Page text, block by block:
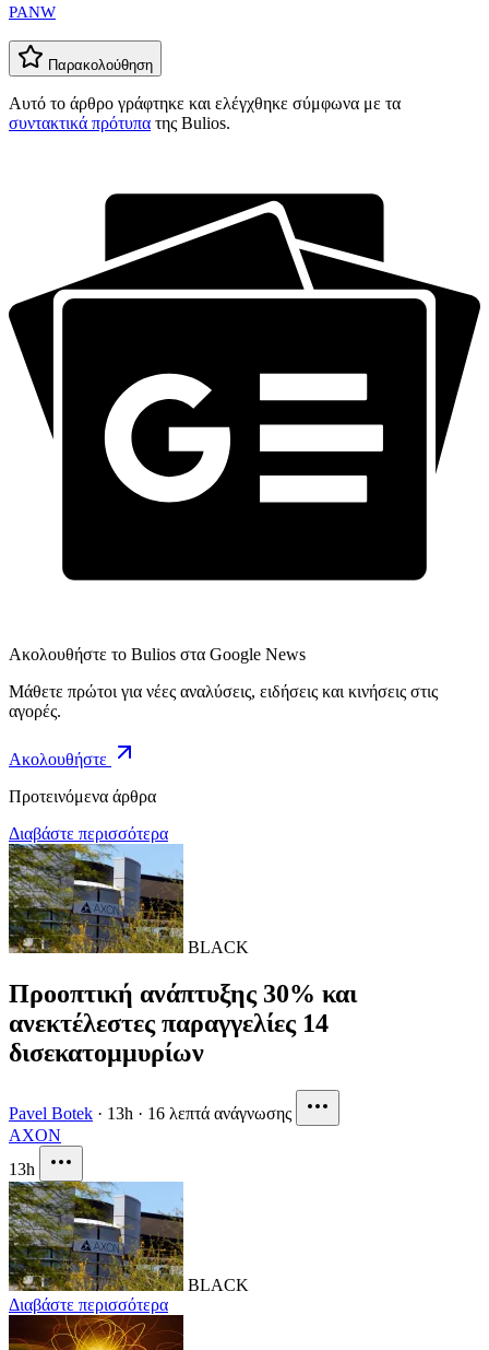
PANW
Παρακολούθηση
Αυτό το άρθρο γράφτηκε και ελέγχθηκε σύμφωνα με τα
συντακτικά πρότυπα της Bulios.
Ακολουθήστε το Bulios στα Google News
Μάθετε πρώτοι για νέες αναλύσεις, ειδήσεις και κινήσεις στις
αγορές.
Ακολουθήστε
Προτεινόμενα άρθρα
Διαβάστε περισσότερα
BLACK
Προοπτική ανάπτυξης 30% και
ανεκτέλεστες παραγγελίες 14
δισεκατομμυρίων
Pavel Botek · 13h · 16 λεπτά ανάγνωσης
AXON
13h
BLACK
Διαβάστε περισσότερα